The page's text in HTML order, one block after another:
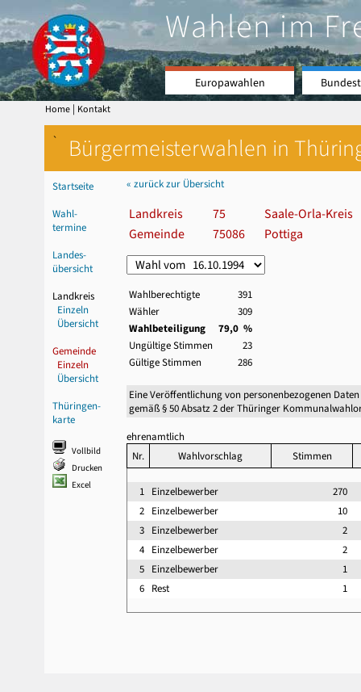
Wahlen im
Europawahlen
Home | Kontakt
` Bürgermeisterwahlen in
Startseite
Wahl-
termine
Landes-
übersicht
Landkreis
Einzeln
Übersicht
Gemeinde
Einzeln
Übersicht
Thüringen-
karte
Vollbild
Drucken
Excel
« zurück zur Übersicht
Landkreis 75
Saale-Orla-Kreis
Gemeinde
75086 Pottiga
Wahlberechtigte
391
Wähler
309
Wahlbeteiligung
79,0 %
Ungültige Stimmen
23
Gültige Stimmen
286
Eine Veröffentlichung von personenbezogenen
gemäß § 50 Absatz 2 der Thüringer
ehrenamtlich
Nr.
Wahlvorschlag Stimmen
1 Einzelbewerber
270
2 Einzelbewerber
10
3 Einzelbewerber
2
4 Einzelbewerber
2
5 Einzelbewerber
1
6 Rest 1